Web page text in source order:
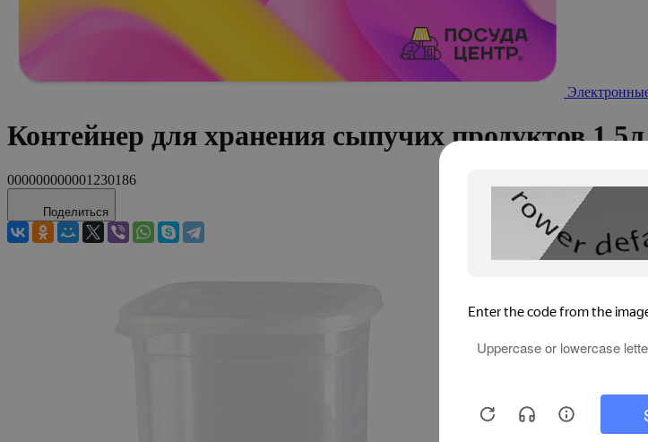
Контейнер для хранения сыпучих продуктов
000000000001230186
Поделиться